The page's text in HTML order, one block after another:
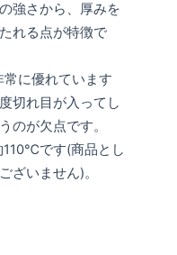
強さから、厚みを
れる点が特徴で
常に優れています
切れ目が入ってし
のが欠点です。
です(商品とし
ざいません)。